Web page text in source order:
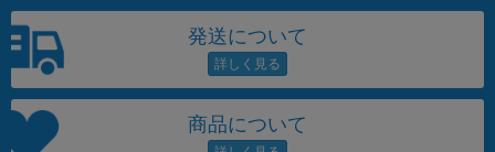
発送について
商品について